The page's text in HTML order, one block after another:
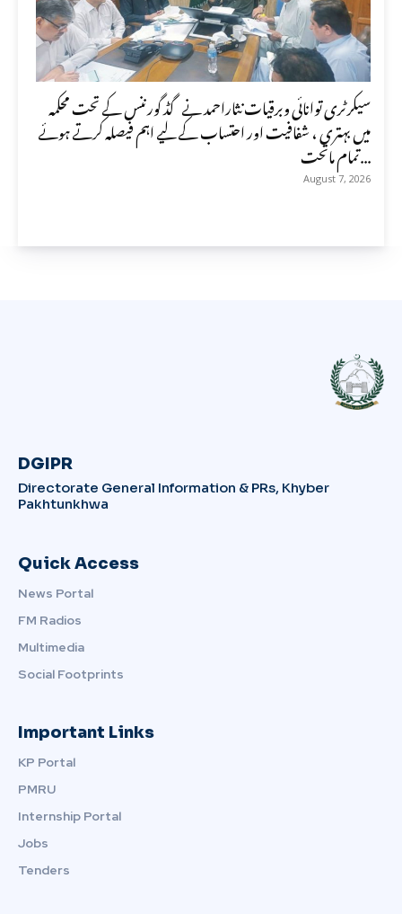
سیکرٹری توانائی وبرقیات نثاراحمد نے گڈ گورننس کے تحت محکمہ
میں بہتری ، شفافیت اور احتساب کے لیے اہم فیصلہ کرتے ہوئے
تمام ماتحت...
August 7, 2026
DGIPR
Directorate General Information & PRs, Khyber
Pakhtunkhwa
Quick Access
News Portal
FM Radios
Multimedia
Social Footprints
Important Links
KP Portal
PMRU
Internship Portal
Jobs
Tenders